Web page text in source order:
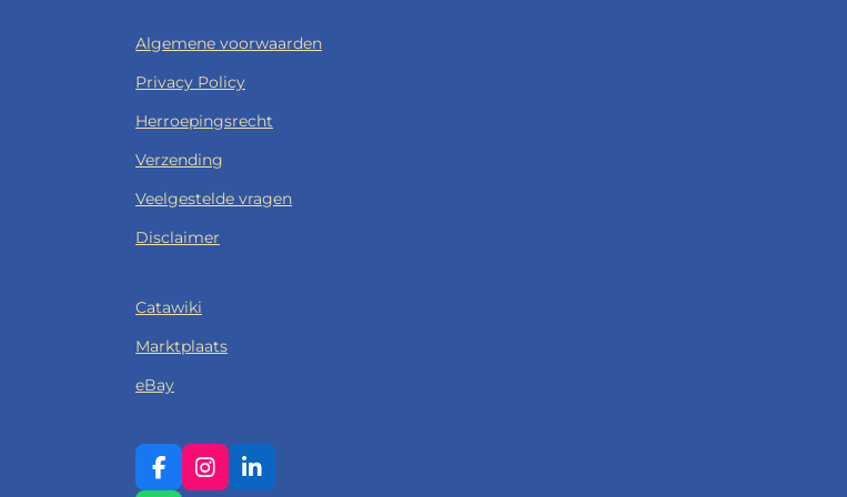
Algemene voorwaarden
Privacy Policy
Herroepingsrecht
Verzending
Veelgestelde vragen
Disclaimer
Catawiki
Marktplaats
eBay
F
I
L